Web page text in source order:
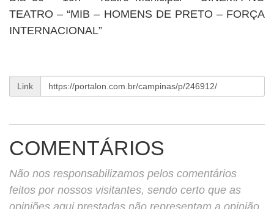
TEATRO – “MIB – HOMENS DE PRETO – FORÇA
INTERNACIONAL”
Link
COMENTÁRIOS
Não nos responsabilizamos pelos comentários
feitos por nossos visitantes, sendo certo que as
opiniões aqui prestadas não representam a opinião